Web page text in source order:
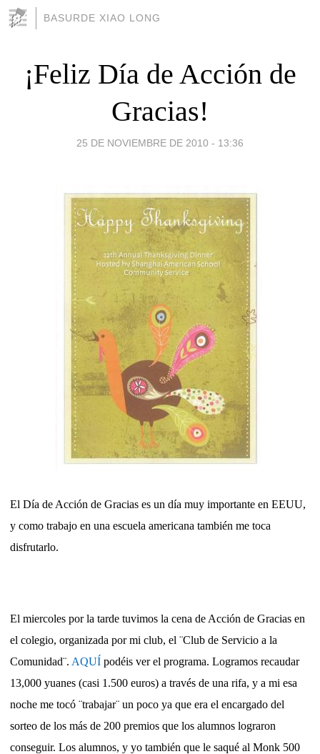
BASURDE XIAO LONG
¡Feliz Día de Acción de
Gracias!
25 DE NOVIEMBRE DE 2010 - 13:36
El Día de Acción de Gracias es un día muy importante en EEUU,
y como trabajo en una escuela americana también me toca
disfrutarlo.
El miercoles por la tarde tuvimos la cena de Acción de Gracias en
el colegio, organizada por mi club, el ¨Club de Servicio a la
Comunidad¨. AQUÍ podéis ver el programa. Logramos recaudar
13,000 yuanes (casi 1.500 euros) a través de una rifa, y a mi esa
noche me tocó ¨trabajar¨ un poco ya que era el encargado del
sorteo de los más de 200 premios que los alumnos lograron
conseguir. Los alumnos, y yo también que le saqué al Monk 500